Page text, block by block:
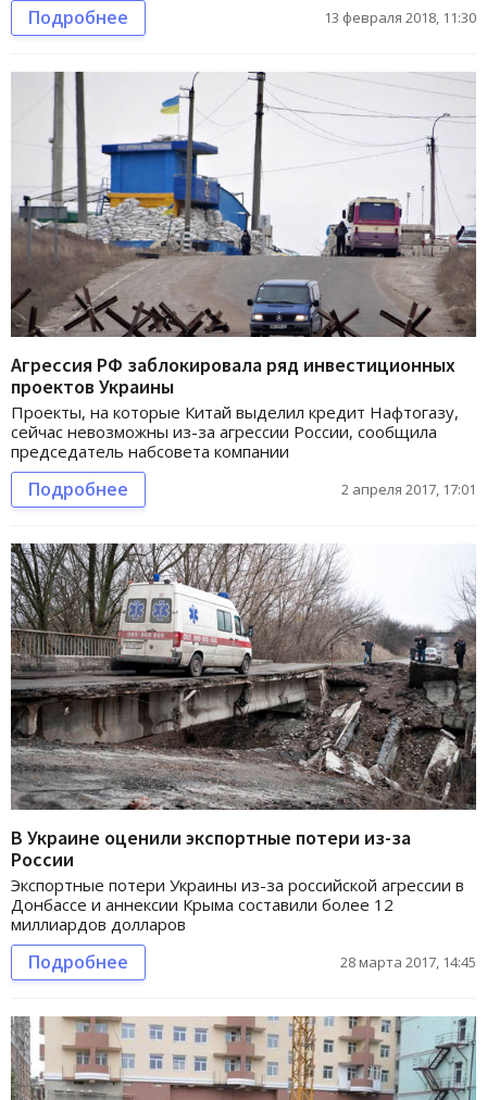
Подробнее 13 февраля 2018, 11:30
Агрессия РФ заблокировала ряд инвестиционных
проектов Украины
Проекты, на которые Китай выделил кредит Нафтогазу,
сейчас невозможны из-за агрессии России, сообщила
председатель набсовета компании
Подробнее 2 апреля 2017, 17:01
В Украине оценили экспортные потери из-за
России
Экспортные потери Украины из-за российской агрессии в
Донбассе и аннексии Крыма составили более 12
миллиардов долларов
Подробнее 28 марта 2017, 14:45